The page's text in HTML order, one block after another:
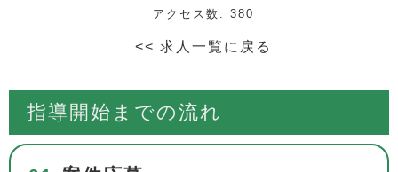
アクセス数: 380
<< 求人一覧に戻る
指導開始までの流れ